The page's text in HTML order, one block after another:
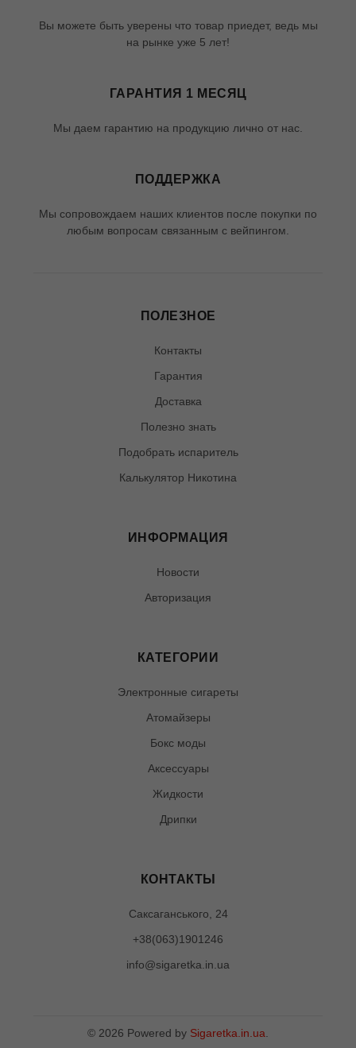
Вы можете быть уверены что товар приедет, ведь мы
на рынке уже 5 лет!
ГАРАНТИЯ 1 МЕСЯЦ
Мы даем гарантию на продукцию лично от нас.
ПОДДЕРЖКА
Мы сопровождаем наших клиентов после покупки по
любым вопросам связанным с вейпингом.
ПОЛЕЗНОЕ
Контакты
Гарантия
Доставка
Полезно знать
Подобрать испаритель
Калькулятор Никотина
ИНФОРМАЦИЯ
Новости
Авторизация
КАТЕГОРИИ
Электронные сигареты
Атомайзеры
Бокс моды
Аксессуары
Жидкости
Дрипки
КОНТАКТЫ
Саксаганського, 24
+38(063)1901246
info@sigaretka.in.ua
© 2026 Powered by Sigaretka.in.ua